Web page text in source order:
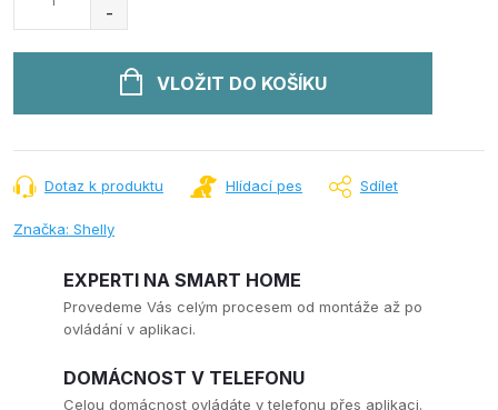
VLOŽIT DO KOŠÍKU
Dotaz k produktu Hlídací pes Sdílet
Značka: Shelly
EXPERTI NA SMART HOME
Provedeme Vás celým procesem od montáže až po
ovládání v aplikaci.
DOMÁCNOST V TELEFONU
Celou domácnost ovládáte v telefonu přes aplikaci.